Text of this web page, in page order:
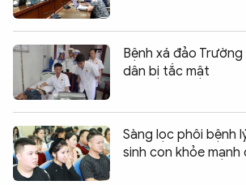
Bệnh xá đảo
dân bị tắc mật
Sàng lọc phôi bệnh
sinh con khỏe mạnh